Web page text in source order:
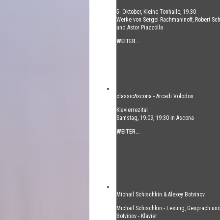
5. Oktober, Kleine Tonhalle, 19.30
Werke von Sergei Rachmaninoff, Robert
und Astor Piazzolla
WEITER...
classicAscona - Arcadi Volodos
Klavierrezital
Samstag, 19.09, 19:30 in Ascona
WEITER...
Michail Schischkin & Alexey Botvinov
Michail Schischkin - Lesung, Gespräch
Botvinov - Klavier